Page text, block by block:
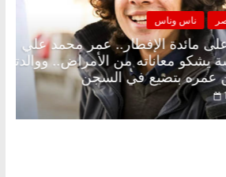
مقعد شاغر
طالب
أحلى سنين عمره بتضيع في السجن
بلا زينة رمضان.. د.
في انتظار حلم